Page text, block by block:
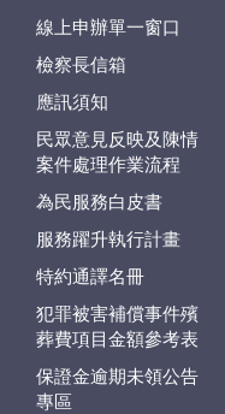
線上申辦單一窗口
檢察長信箱
應訊須知
民眾意見反映及陳情
案件處理作業流程
為民服務白皮書
服務躍升執行計畫
特約通譯名冊
犯罪被害補償事件殯
葬費項目金額參考表
保證金逾期未領公告
專區